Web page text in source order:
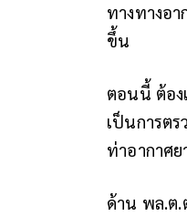
ทางทางอ
ขึ้น
ตอนนี้ ต้อง
เป็นการต
ท่าอากาศ
ด้าน พล.ต.